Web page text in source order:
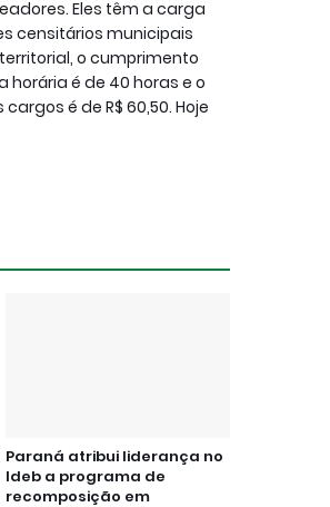
Eles têm a carga
censitários municipais
o cumprimento
é de 40 horas e o
é de R$ 60,50. Hoje
Paraná atribui liderança no
Ideb a programa de
recomposição em